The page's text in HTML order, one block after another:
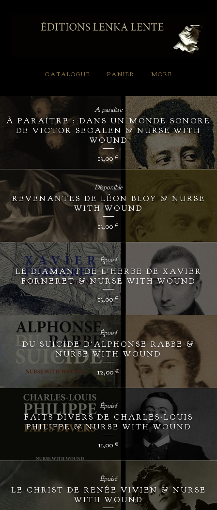
CATALOGUE PANIER MORE
À PARAÎTRE : DANS UN MONDE SONORE
DE VICTOR SEGALEN & NURSE WITH
WOUND
15,00€
A paraître
REVENANTES DE LÉON BLOY & NURSE
WITH WOUND
15,00 €
Disponible
LE DIAMANT DE L'HERBE DE XAVIER
FORNERET & NURSE WITH WOUND
15,00€
Épuisé
DU SUICIDE D'ALPHONSE RABBE &
NURSE WITH WOUND
12,00 €
Épuisé
FAITS DIVERS DE CHARLES-LOUIS
PHILIPPE & NURSE WITH WOUND
11,00 €
Épuisé
LE CHRIST DE RENÉE VIVIEN & NURSE
WITH WOUND
Épuisé